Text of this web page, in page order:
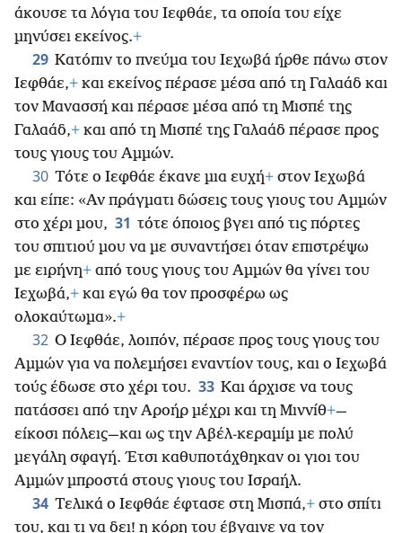
άκουσε τα λόγια του Ιεφθάε, τα οποία του είχε
μηνύσει εκείνος.+
29 Κατόπιν το πνεύμα του Ιεχωβά ήρθε πάνω στον
Ιεφθάε,+ και εκείνος πέρασε μέσα από τη Γαλαάδ και
τον Μανασσή και πέρασε μέσα από τη Μισπέ της
Γαλαάδ,+ και από τη Μισπέ της Γαλαάδ πέρασε προς
τους γιους του Αμμών.
30 Τότε ο Ιεφθάε έκανε μια ευχή+ στον Ιεχωβά
και είπε: «Αν πράγματι δώσεις τους γιους του Αμμών
στο χέρι μου, 31 τότε όποιος βγει από τις πόρτες
του σπιτιού μου να με συναντήσει όταν επιστρέψω
με ειρήνη+ από τους γιους του Αμμών θα γίνει του
Ιεχωβά,+ και εγώ θα τον προσφέρω ως
ολοκαύτωμα».+
32 Ο Ιεφθάε, λοιπόν, πέρασε προς τους γιους του
Αμμών για να πολεμήσει εναντίον τους, και ο Ιεχωβά
τούς έδωσε στο χέρι του. 33 Και άρχισε να τους
πατάσσει από την Αροήρ μέχρι και τη Μιννίθ+—
είκοσι πόλεις—και ως την Αβέλ-κεραμίμ με πολύ
μεγάλη σφαγή. Έτσι καθυποτάχθηκαν οι γιοι του
Αμμών μπροστά στους γιους του Ισραήλ.
34 Τελικά ο Ιεφθάε έφτασε στη Μισπά,+ στο σπίτι
του, και τι να δει! η κόρη του έβγαινε να τον